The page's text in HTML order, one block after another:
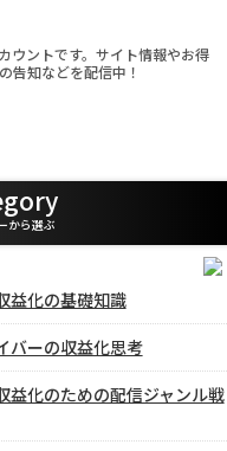
カウントです。サイト情報やお得
告知などを配信中！
から選ぶ
益化の基礎知識
バーの収益化思考
益化のための配信ジャンル戦